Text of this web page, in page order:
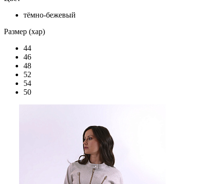
тёмно-бежевый
Размер (хар)
44
46
48
52
54
50